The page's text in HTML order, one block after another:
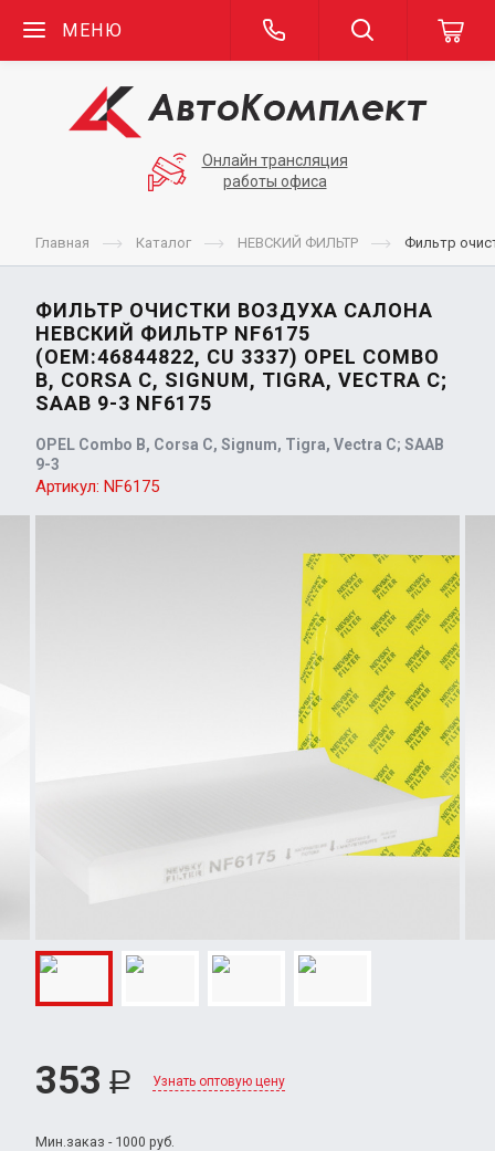
МЕНЮ
Онлайн трансляция
работы офиса
Главная Каталог НЕВСКИЙ ФИЛЬТР Фильтр
ФИЛЬТР ОЧИСТКИ ВОЗДУХА САЛОНА
НЕВСКИЙ ФИЛЬТР NF6175
(OEM:46844822, CU 3337) OPEL COMBO
B, CORSA C, SIGNUM, TIGRA, VECTRA C;
SAAB 9-3 NF6175
OPEL Combo B, Corsa C, Signum, Tigra, Vectra C; SAAB
9-3
Артикул: NF6175
353 Р Узнать оптовую цену
Мин.заказ - 1000 руб.